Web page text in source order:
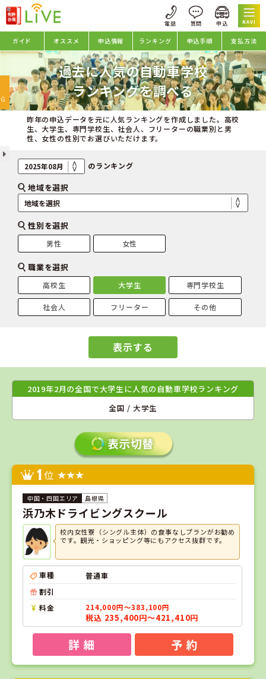
NAVI
ガイド オススメ 申込情報 ランキング 申込手順 支払方法
過去に人気の自動車学校
ランキングを調べる
昨年の申込データを元に人気ランキングを作成しました。高校
生、大学生、専門学校生、社会人、フリーターの職業別と男
性、女性の性別でお選びいただけます。
のランキング
地域を選択
性別を選択
男性 女性
職業を選択
高校生 大学生 専門学校生
社会人 フリーター その他
表示する
2019年2月の全国で大学生に人気の自動車学校ランキング
全国 / 大学生
1位
島根県
浜乃木ドライビングスクール
校内女性寮（シングル主体）の食事なしプランがお勧め
です。観光・ショッピング等にもアクセス抜群です。
車種
普通車
割引
料金
214,000円～383,100円
税込 235,400円～421,410円
詳 細 予 約